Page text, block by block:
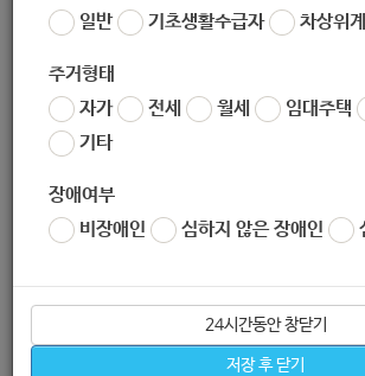
일반
기초생활수급자 차상위
주거형태
자가
전세 월세 임대주택
기타
장애여부
비장애인
심하지 않은 장애인
24시간동안 창닫기
저장 후 닫기
• 비장애 형제자매 프로그램 (연 2회) 장애
형제자매를 대상으로 다양한 나들이 활동을
고 즐거운 추억으로 장애당사자와 비장애형
과 관계 형성 지원